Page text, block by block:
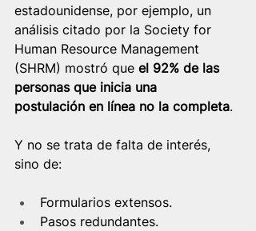
estadounidense, por ejemplo, un
análisis citado por la Society for
Human Resource Management
(SHRM) mostró que el 92% de las
personas que inicia una
postulación en línea no la completa.
Y no se trata de falta de interés,
sino de:
Formularios extensos.
Pasos redundantes.